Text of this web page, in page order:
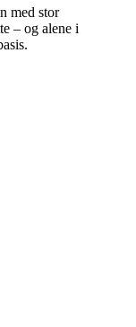
med stor
– og alene i